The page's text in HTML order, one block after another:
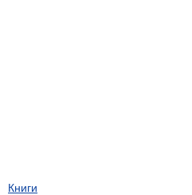
Книги